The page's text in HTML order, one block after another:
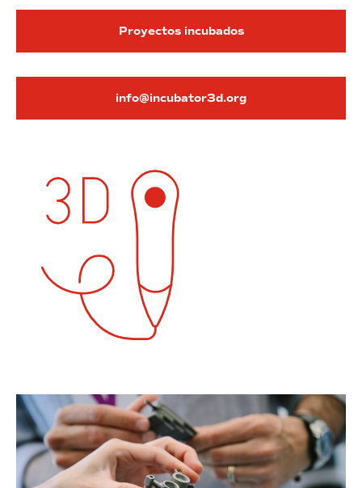
Proyectos incubados
info@incubator3d.org